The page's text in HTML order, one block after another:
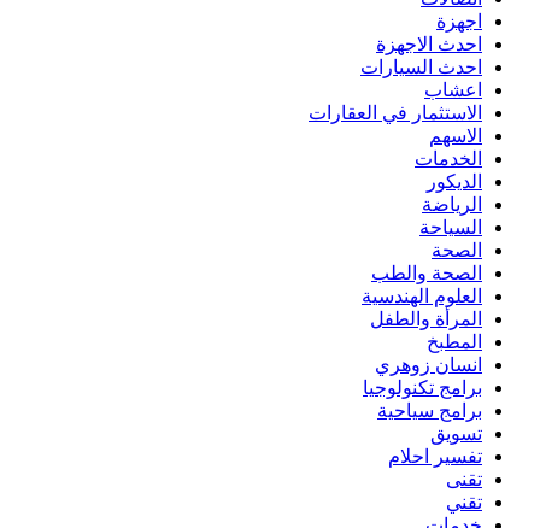
اجهزة
احدث الاجهزة
احدث السيارات
اعشاب
الاستثمار في العقارات
الاسهم
الخدمات
الديكور
الرياضة
السياحة
الصحة
الصحة والطب
العلوم الهندسية
المرأة والطفل
المطبخ
انسان زوهري
برامج تكنولوجيا
برامج سياحية
تسويق
تفسير احلام
تقنى
تقني